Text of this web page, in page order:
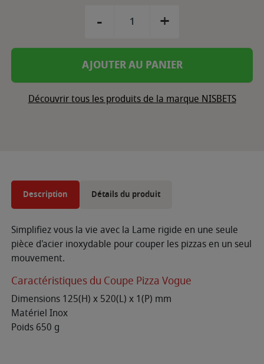
- +
AJOUTER AU PANIER
Découvrir tous les produits de la marque NISBETS
Description Détails du produit
Simplifiez vous la vie avec la Lame rigide en une seule
pièce d'acier inoxydable pour couper les pizzas en un seul
mouvement.
Caractéristiques du Coupe Pizza Vogue
Dimensions 125(H) x 520(L) x 1(P) mm
Matériel Inox
Poids 650 g